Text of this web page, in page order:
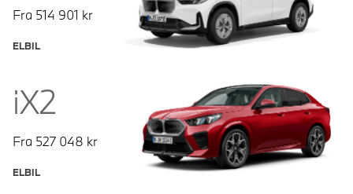
Fra 514 901 kr
ELBIL
iX2
Fra 527 048 kr
ELBIL